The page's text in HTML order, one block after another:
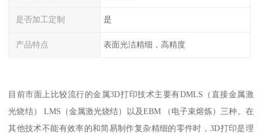
是否加工定制 是
产品特点 表面光洁精细，高精度
目前市面上比较流行的金属3D打印技术主要有DMLS（直接金属激
光烧结） LMS（金属激光烧结）以及EBM （电子束熔炼）三种。在
其他技术不能有效率的和简易制作复杂精细的零件时，3D打印是理